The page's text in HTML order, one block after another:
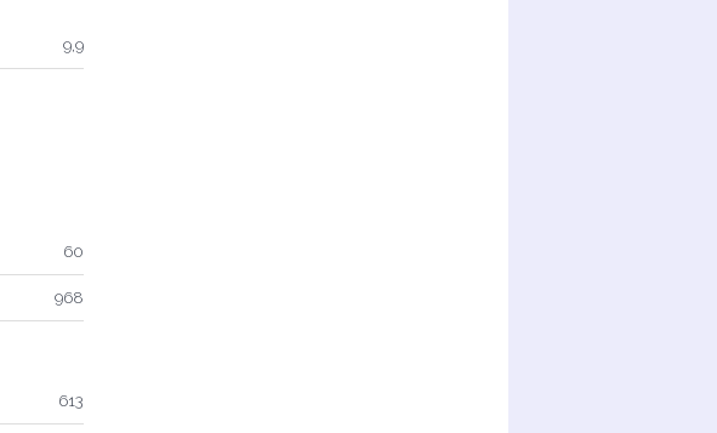
9,9
60
968
613